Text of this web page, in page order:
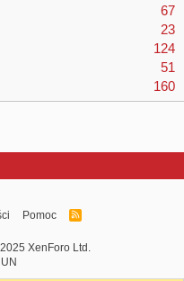
67
23
124
51
160
Pomoc
R
XenForo Ltd.